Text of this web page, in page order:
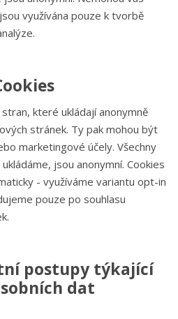
využívána pouze k tvorbě
které ukládají anonymně
stránek. Ty pak mohou být
marketingové účely. Všechny
jsou anonymní. Cookies
- využíváme variantu opt-in
pouze po souhlasu
postupy týkající
dat